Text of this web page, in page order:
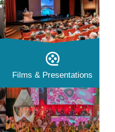
Films & Presentations